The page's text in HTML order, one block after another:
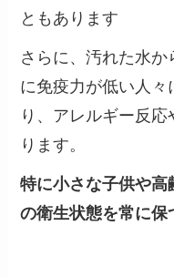
ともあります
さらに、汚れた水
に免疫力が低い人
り、アレルギー反
ります。
特に小さな子供や
の衛生状態を常に保